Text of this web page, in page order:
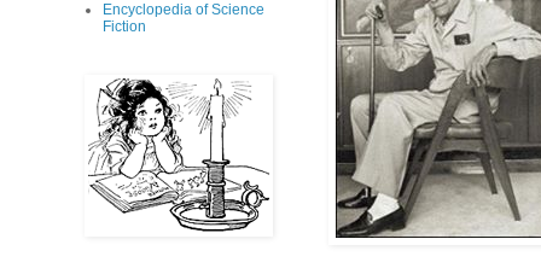
Encyclopedia of Science
Fiction